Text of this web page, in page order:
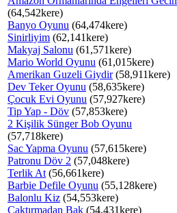
(64,542kere)
Banyo Oyunu (64,474kere)
Sinirliyim (62,141kere)
Makyaj Salonu (61,571kere)
Mario World Oyunu (61,015kere)
Amerikan Guzeli Giydir(58,911kere)
Dev Teker Oyunu (58,635kere)
Çocuk Evi Oyunu (57,927kere)
Tip Yap - Döv (57,853kere)
2 Kişilik Sünger Bob Oyunu
(57,718kere)
Sac Yapma Oyunu (57,615kere)
Patronu Döv 2 (57,048kere)
Terlik At (56,661kere)
Barbie Defile Oyunu (55,128kere)
Balonlu Kiz (54,553kere)
Çaktırmadan Bak (54,431kere)